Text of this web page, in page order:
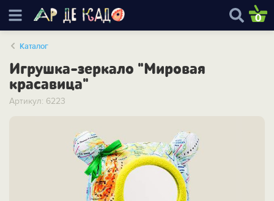
0
Каталог
Игрушка-зеркало "Мировая
красавица"
Артикул: 6223